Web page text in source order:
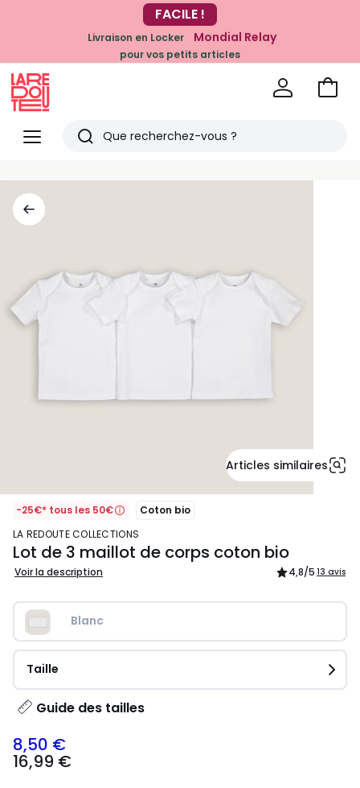
-20% dès 39€*
sur la mode
FACILE !
Livraison en Locker Mondial Relay
pour vos petits articles
Menu
Redoute
Rechercher
Voir
Articles similaires
-25€* tous les 50€
Coton bio
LA REDOUTE COLLECTIONS
Lot de 3 maillot de corps coton bio
Voir la description 4,8/5 13 avis
Blanc
Taille
Guide des tailles
16,99
€
8,50 €
16,99 €